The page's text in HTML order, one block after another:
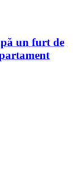
un furt de